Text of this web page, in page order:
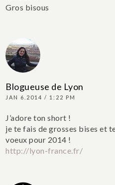
Gros bisous
Blogueuse de Lyon
JAN 6.2014 / 1:22 PM
J’adore ton short !
je te fais de grosses bises et
voeux pour 2014 !
http://lyon-france.fr/